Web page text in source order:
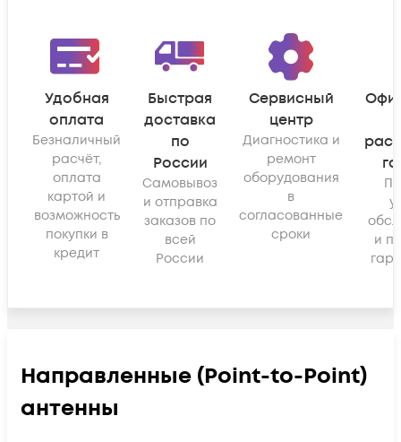
Удобная
оплата
Безналичный
расчёт,
оплата
картой и
возможность
покупки в
кредит
Быстрая
доставка
по
России
Самовывоз
и отправка
заказов по
всей
России
Сервисный
центр
Диагностика и
ремонт
оборудования
в
согласованные
сроки
и
Направленные (Point-to-Point)
антенны